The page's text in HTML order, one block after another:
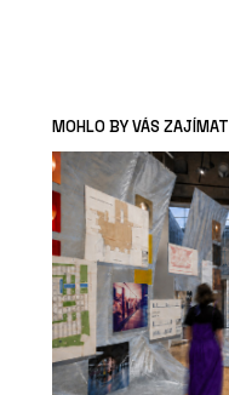
MOHLO BY VÁS ZAJÍMAT